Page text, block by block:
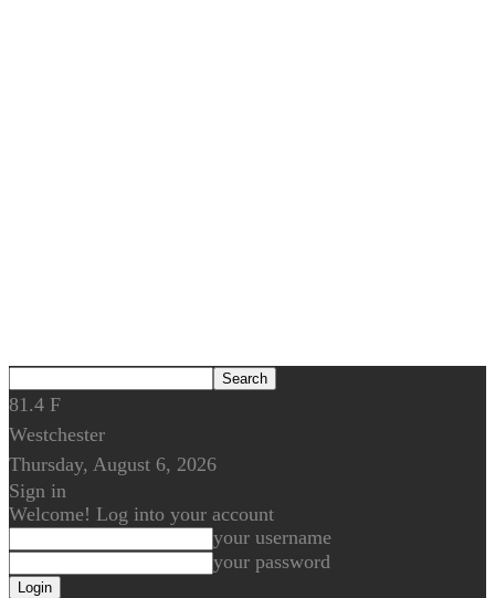
81.4 F
Westchester
Thursday, August 6, 2026
Sign in
Welcome! Log into your account
your username
your password